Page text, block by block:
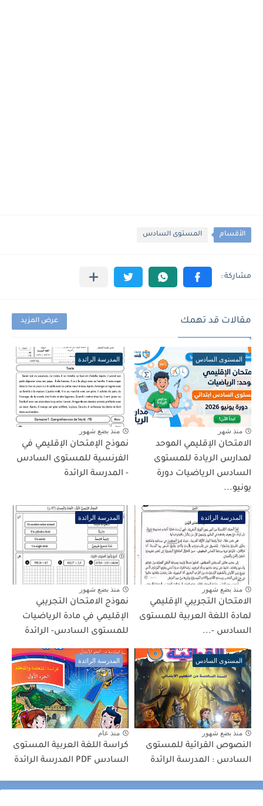
الأقسام المستوى السادس
مقالات قد تهمك عرض المزيد
المستوى السادس
منذ شهر
الامتحان الإقليمي الموحد
لمدارس الريادة للمستوى
السادس الرياضيات دورة
يونيو...
المدرسة الرائدة
منذ بضع شهور
نموذج الإمتحان الإقليمي في
الفرنسية للمستوى السادس
- المدرسة الرائدة
المدرسة الرائدة
منذ بضع شهور
الامتحان التجريبي الإقليمي
لمادة اللغة العربية للمستوى
السادس -...
المدرسة الرائدة
منذ بضع شهور
نموذج الامتحان التجريبي
الإقليمي في مادة الرياضيات
للمستوى السادس- الرائدة
المستوى السادس
منذ بضع شهور
النصوص القرائية للمستوى
السادس : المدرسة الرائدة
المدرسة الرائدة
منذ عام
كراسة اللغة العربية المستوى
السادس PDF المدرسة الرائدة